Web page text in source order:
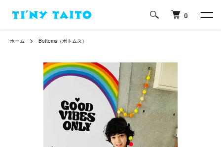
0
ホーム Bottoms（ボトムス）